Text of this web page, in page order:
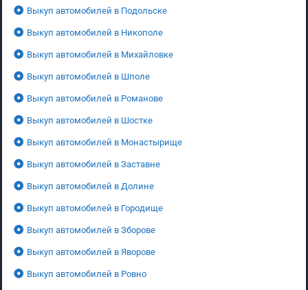
Выкуп автомобилей в Подольске
Выкуп автомобилей в Никополе
Выкуп автомобилей в Михайловке
Выкуп автомобилей в Шполе
Выкуп автомобилей в Романове
Выкуп автомобилей в Шостке
Выкуп автомобилей в Монастырище
Выкуп автомобилей в Заставне
Выкуп автомобилей в Долине
Выкуп автомобилей в Городище
Выкуп автомобилей в Зборове
Выкуп автомобилей в Яворове
Выкуп автомобилей в Ровно